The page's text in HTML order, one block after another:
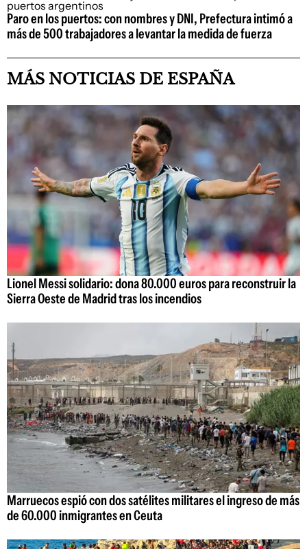
Paro en los puertos: con nombres y DNI, Prefectura intimó a
más de 500 trabajadores a levantar la medida de fuerza
MÁS NOTICIAS DE ESPAÑA
Lionel Messi solidario: dona 80.000 euros para reconstruir la
Sierra Oeste de Madrid tras los incendios
Marruecos espió con dos satélites militares el ingreso de más
de 60.000 inmigrantes en Ceuta